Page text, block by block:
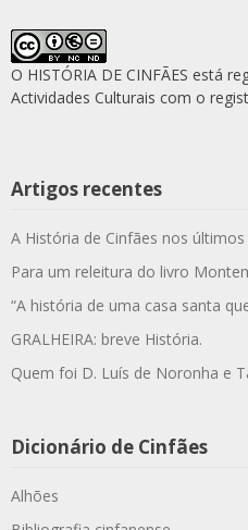
O HISTÓRIA DE CINFÃES está
Actividades Culturais com o
Artigos recentes
A História de Cinfães nos
Para um releitura do livro
“A história de uma casa santa
GRALHEIRA: breve História.
Quem foi D. Luís de Noronha e
Dicionário de Cinfães
Alhões